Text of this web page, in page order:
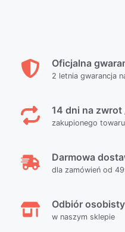
Oficjalna
2 letnia gwarancja
14 dni na zwrot
zakupionego towaru
Darmowa
dla zamówień od
Odbiór osobisty
w naszym sklepie